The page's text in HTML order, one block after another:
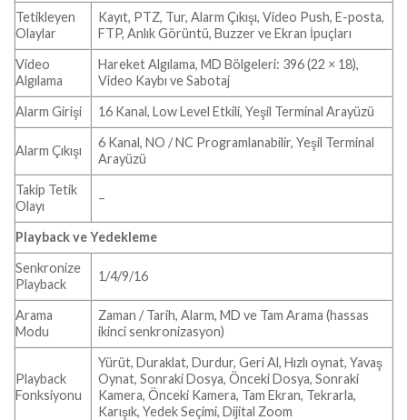
Tetikleyen
Olaylar
Kayıt, PTZ, Tur, Alarm Çıkışı, Video Push, E-posta,
FTP, Anlık Görüntü, Buzzer ve Ekran İpuçları
Video
Algılama
Hareket Algılama, MD Bölgeleri: 396 (22 × 18),
Video Kaybı ve Sabotaj
Alarm Girişi
16 Kanal, Low Level Etkili, Yeşil Terminal Arayüzü
Alarm Çıkışı
6 Kanal, NO / NC Programlanabilir, Yeşil Terminal
Arayüzü
Takip Tetik
Olayı
–
Playback ve Yedekleme
Senkronize
Playback
1/4/9/16
Arama
Modu
Zaman / Tarih, Alarm, MD ve Tam Arama (hassas
ikinci senkronizasyon)
Playback
Fonksiyonu
Yürüt, Duraklat, Durdur, Geri Al, Hızlı oynat, Yavaş
Oynat, Sonraki Dosya, Önceki Dosya, Sonraki
Kamera, Önceki Kamera, Tam Ekran, Tekrarla,
Karışık, Yedek Seçimi, Dijital Zoom